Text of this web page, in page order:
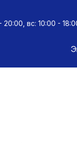
20:00, вс: 10:00 -